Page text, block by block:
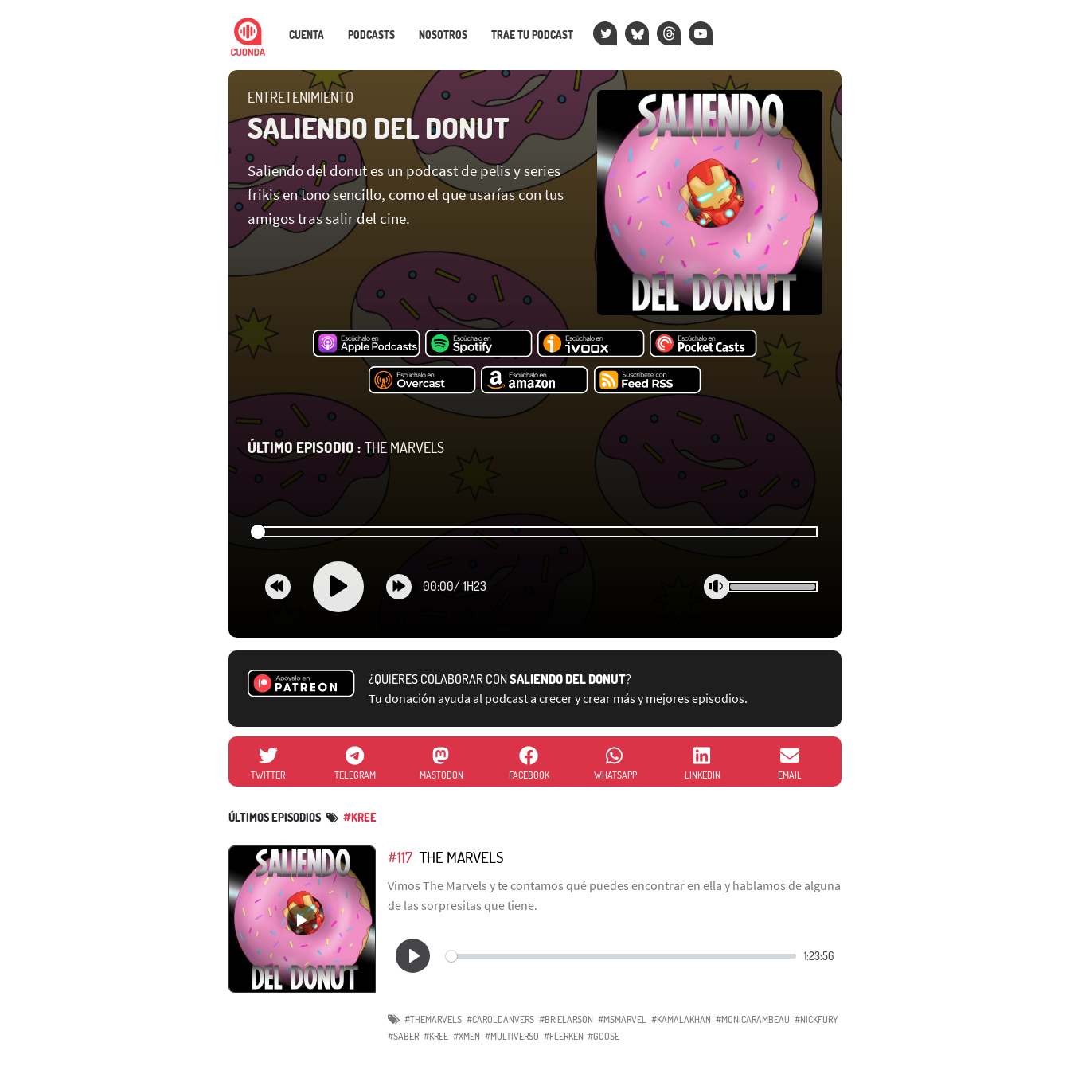
CUENTA PODCASTS NOSOTROS TRAE TU PODCAST
ENTRETENIMIENTO
SALIENDO DEL DONUT
Saliendo del donut es un podcast de pelis y series
frikis en tono sencillo, como el que usarías con tus
amigos tras salir del cine.
ÚLTIMO EPISODIO : THE MARVELS
00:00/ 1H23
¿QUIERES COLABORAR CONSALIENDO DEL DONUT?
Tu donación ayuda al podcast a crecer y crear más y mejores episodios.
TWITTER TELEGRAM MASTODON FACEBOOK WHATSAPP LINKEDIN EMAIL
ÚLTIMOS EPISODIOS #KREE
#117 THE MARVELS
Vimos The Marvels y te contamos qué puedes encontrar en ella y hablamos de alguna
de las sorpresitas que tiene.
#THEMARVELS #CAROLDANVERS #BRIELARSON #MSMARVEL #KAMALAKHAN #MONICARAMBEAU #NICKFURY
#SABER #KREE #XMEN #MULTIVERSO #FLERKEN #GOOSE